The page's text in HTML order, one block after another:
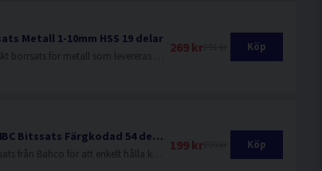
Metall 1-10mm HSS 19 delar
269 kr Köp
Bahco 59/S54BC Bitssats Färgkodad 54 delar
199 kr Köp